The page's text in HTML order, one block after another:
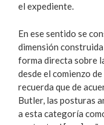
el expediente.
En ese sentido se
dimensión
forma directa sobre
desde el comienzo
recuerda que de
Butler, las posturas
a esta categoría